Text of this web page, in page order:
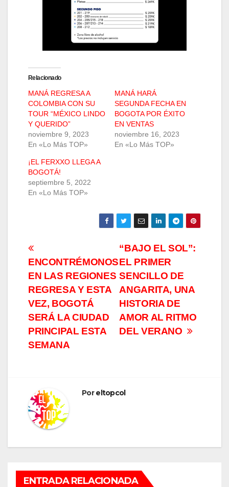
Relacionado
MANÁ REGRESA A
COLOMBIA CON SU
TOUR “MÉXICO LINDO
Y QUERIDO”
noviembre 9, 2023
En «Lo Más TOP»
MANÁ HARÁ
SEGUNDA FECHA EN
BOGOTA POR ÉXITO
EN VENTAS
noviembre 16, 2023
En «Lo Más TOP»
¡EL FERXXO LLEGA A
BOGOTÁ!
septiembre 5, 2022
En «Lo Más TOP»
Navegación
de
entradas
“BAJO EL SOL”:
EL PRIMER
SENCILLO DE
ANGARITA, UNA
HISTORIA DE
AMOR AL RITMO
DEL VERANO
ENCONTRÉMONOS
EN LAS REGIONES
REGRESA Y ESTA
VEZ, BOGOTÁ
SERÁ LA CIUDAD
PRINCIPAL ESTA
SEMANA
Poreltopcol
ENTRADA RELACIONADA